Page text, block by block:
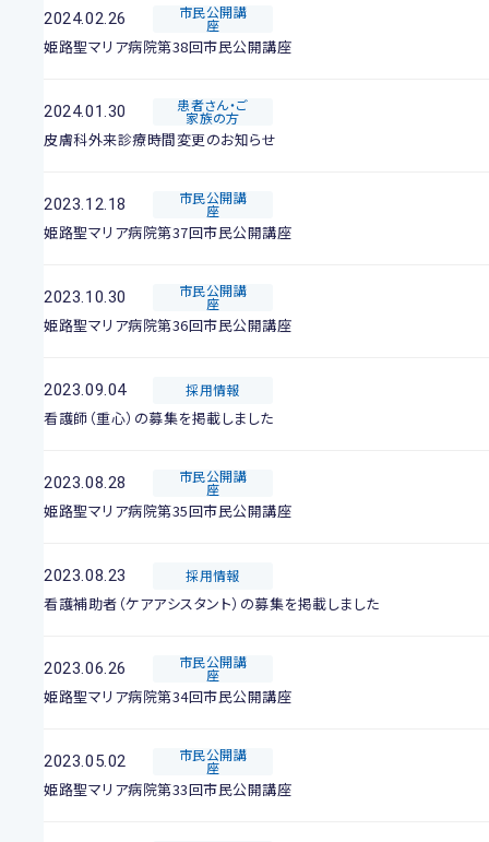
2024.02.26 市民公開講
座
姫路聖マリア病院第38回市民公開講座
2024.01.30 患者さん・ご
家族の方
皮膚科外来診療時間変更のお知らせ
2023.12.18 市民公開講
座
姫路聖マリア病院第37回市民公開講座
2023.10.30 市民公開講
座
姫路聖マリア病院第36回市民公開講座
2023.09.04 採用情報
看護師（重心）の募集を掲載しました
2023.08.28 市民公開講
座
姫路聖マリア病院第35回市民公開講座
2023.08.23 採用情報
看護補助者（ケアアシスタント）の募集を掲載しました
2023.06.26 市民公開講
座
姫路聖マリア病院第34回市民公開講座
2023.05.02 市民公開講
座
姫路聖マリア病院第33回市民公開講座